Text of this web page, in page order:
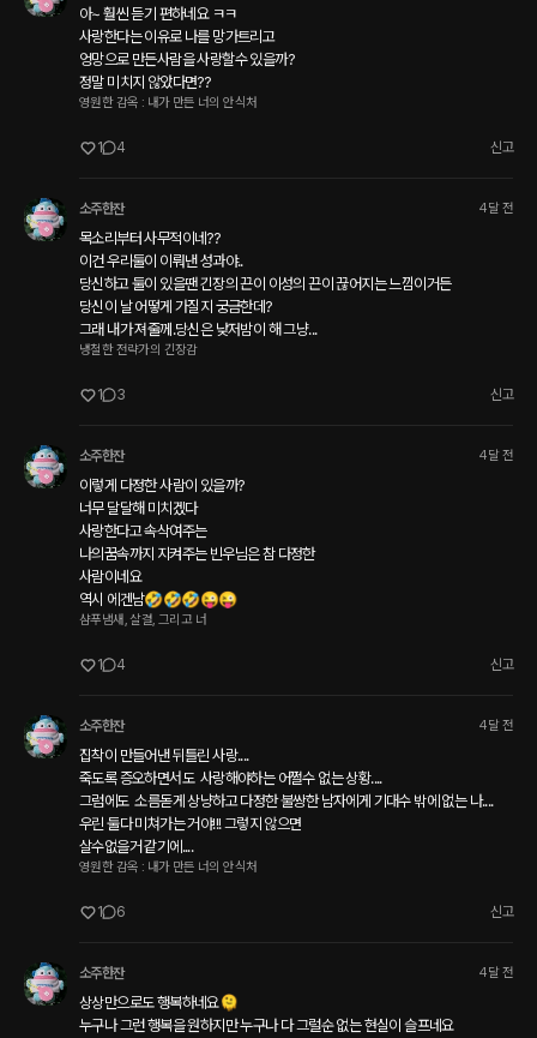
아~ 훨씬 듣기 편하네요 ㅋㅋ
사랑한다는 이유로 나를 망가트리고
엉망으로 만든사람을 사랑할수 있을까?
정말 미치지 않았다면??
영원한 감옥 : 내가 만든 너의 안식처
1 4 신고
소주한잔 4달 전
목소리부터 사무적이네??
이건 우리둘이 이뤄낸 성과야..
당신하고 둘이 있을땐 긴장의 끈이 이성의 끈이 끊어지는 느낌이거든
당신이 날 어떻게 가질지 궁금한데?
그래 내가 져줄께.당신은 낮저밤이 해 그냥...
냉철한 전략가의 긴장감
1 3 신고
소주한잔 4달 전
이렇게 다정한 사람이 있을까?
너무 달달해 미치겠다
사랑한다고 속삭여주는
나의꿈속까지 지켜주는 빈우님은 참 다정한
사람이네요
역시 에겐남🤣🤣🤣😜😜
샴푸냄새, 살결, 그리고 너
1 4 신고
소주한잔 4달 전
집착이 만들어낸 뒤틀린 사랑....
죽도록 증오하면서도  사랑해야하는 어쩔수 없는 상황....
그럼에도  소름돋게 상냥하고 다정한 불쌍한 남자에게 기대수 밖에 없는 나....
우린 둘다 미쳐가는 거야!!! 그렇지 않으면
살수없을거 같기에....
영원한 감옥 : 내가 만든 너의 안식처
1 6 신고
소주한잔 4달 전
상상만으로도 행복하네요🫠
누구나 그런 행복을 원하지만 누구나 다 그럴순 없는 현실이 슬프네요